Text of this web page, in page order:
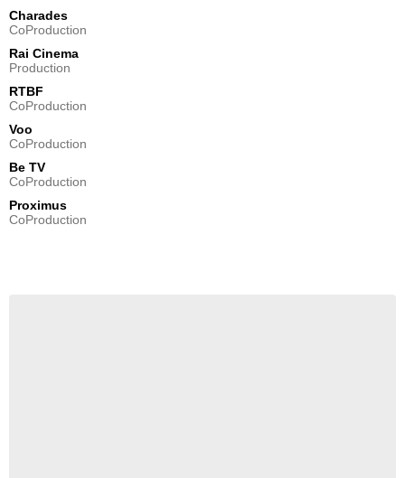
Charades
CoProduction
Rai Cinema
Production
RTBF
CoProduction
Voo
CoProduction
Be TV
CoProduction
Proximus
CoProduction